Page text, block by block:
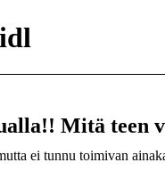
Mitä teen
ei tunnu toimivan